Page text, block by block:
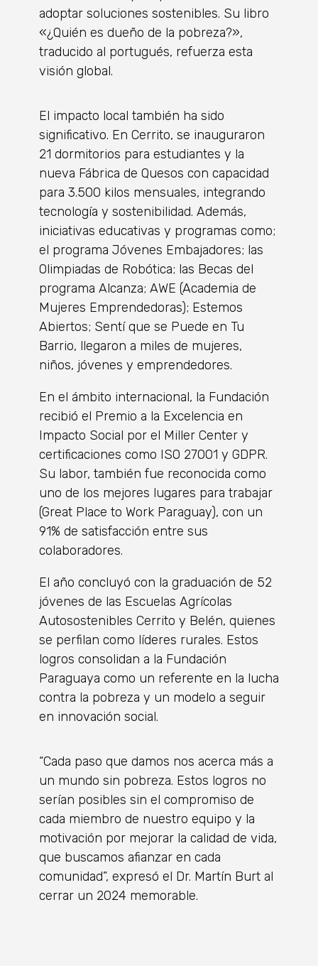
adoptar soluciones sostenibles. Su libro
«¿Quién es dueño de la pobreza?»,
traducido al portugués, refuerza esta
visión global.
El impacto local también ha sido
significativo. En Cerrito, se inauguraron
21 dormitorios para estudiantes y la
nueva Fábrica de Quesos con capacidad
para 3.500 kilos mensuales, integrando
tecnología y sostenibilidad. Además,
iniciativas educativas y programas como;
el programa Jóvenes Embajadores; las
Olimpiadas de Robótica; las Becas del
programa Alcanza; AWE (Academia de
Mujeres Emprendedoras); Estemos
Abiertos; Sentí que se Puede en Tu
Barrio, llegaron a miles de mujeres,
niños, jóvenes y emprendedores.
En el ámbito internacional, la Fundación
recibió el Premio a la Excelencia en
Impacto Social por el Miller Center y
certificaciones como ISO 27001 y GDPR.
Su labor, también fue reconocida como
uno de los mejores lugares para trabajar
(Great Place to Work Paraguay), con un
91% de satisfacción entre sus
colaboradores.
El año concluyó con la graduación de 52
jóvenes de las Escuelas Agrícolas
Autosostenibles Cerrito y Belén, quienes
se perfilan como líderes rurales. Estos
logros consolidan a la Fundación
Paraguaya como un referente en la lucha
contra la pobreza y un modelo a seguir
en innovación social.
“Cada paso que damos nos acerca más a
un mundo sin pobreza. Estos logros no
serían posibles sin el compromiso de
cada miembro de nuestro equipo y la
motivación por mejorar la calidad de vida,
que buscamos afianzar en cada
comunidad”, expresó el Dr. Martín Burt al
cerrar un 2024 memorable.